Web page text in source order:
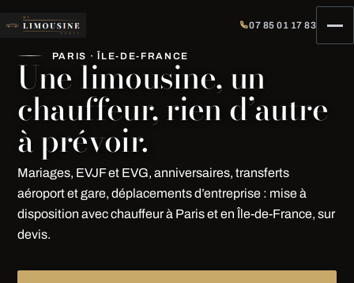
07 85 01 17 83
PARIS · ÎLE-DE-FRANCE
Une limousine, un
chauffeur, rien d’autre
à prévoir.
Mariages, EVJF et EVG, anniversaires, transferts
aéroport et gare, déplacements d’entreprise : mise à
disposition avec chauffeur à Paris et en Île-de-France, sur
devis.